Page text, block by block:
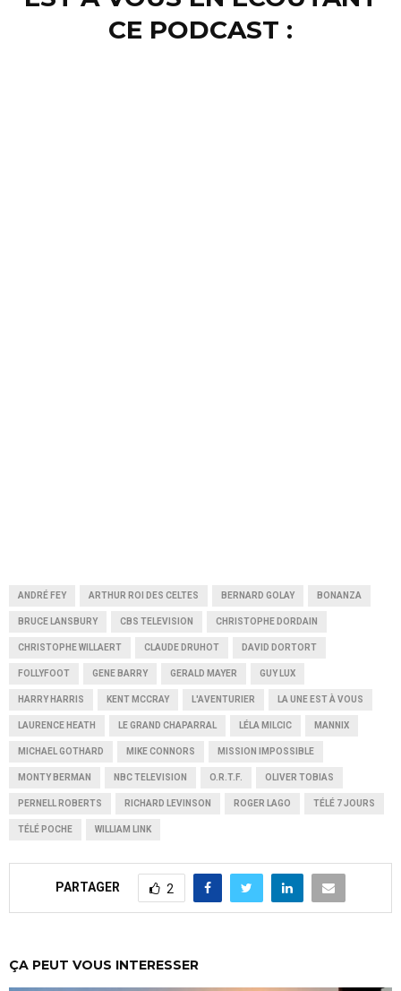
CE PODCAST :
ANDRÉ FEY ARTHUR ROI DES CELTES BERNARD GOLAY BONANZA
BRUCE LANSBURY CBS TELEVISION CHRISTOPHE DORDAIN
CHRISTOPHE WILLAERT CLAUDE DRUHOT DAVID DORTORT
FOLLYFOOT GENE BARRY GERALD MAYER GUY LUX
HARRY HARRIS KENT MCCRAY L'AVENTURIER LA UNE EST À VOUS
LAURENCE HEATH LE GRAND CHAPARRAL LÉLA MILCIC MANNIX
MICHAEL GOTHARD MIKE CONNORS MISSION IMPOSSIBLE
MONTY BERMAN NBC TELEVISION O.R.T.F. OLIVER TOBIAS
PERNELL ROBERTS RICHARD LEVINSON ROGER LAGO TÉLÉ 7 JOURS
TÉLÉ POCHE WILLIAM LINK
PARTAGER 2
ÇA PEUT VOUS INTERESSER